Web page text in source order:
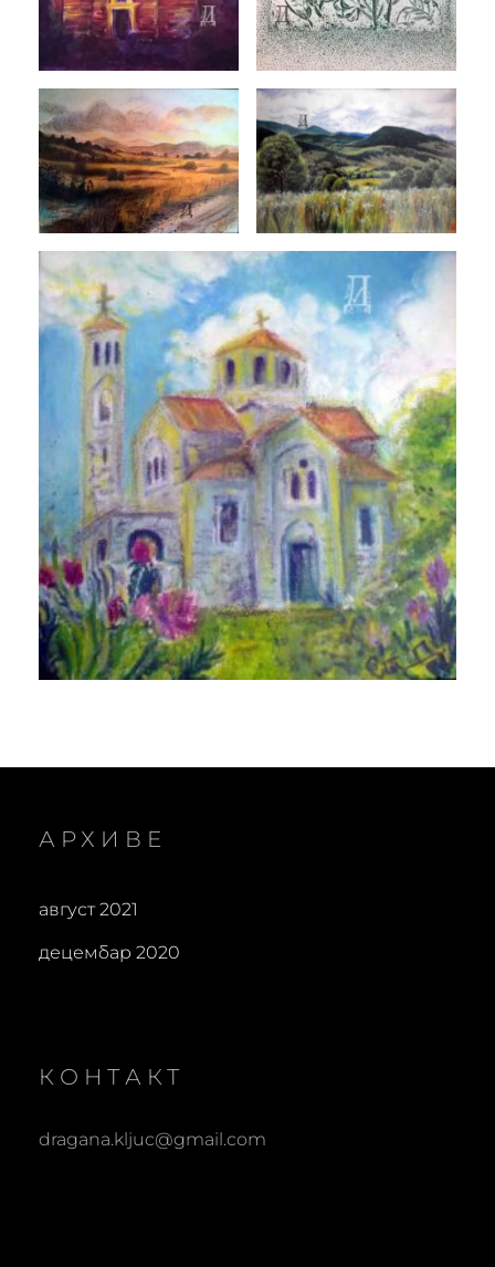
АРХИВЕ
август 2021
децембар 2020
КОНТАКТ
dragana.kljuc@gmail.com